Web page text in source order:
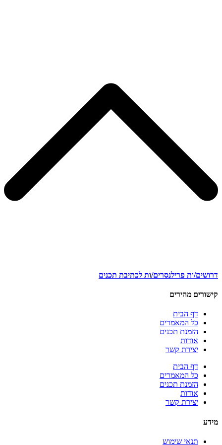
דרושים/ות פרילנסרים/ות לכתיבת תכנים
קישורים מהירים
דף הבית
כל המאמרים
הזמנת תכנים
אודות
יצירת קשר
דף הבית
כל המאמרים
הזמנת תכנים
אודות
יצירת קשר
מידע
תנאי שימוש